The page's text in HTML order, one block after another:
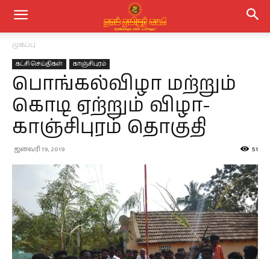
முகப்பு
கட்சி செய்திகள் காஞ்சிபுரம்
பொங்கல்விழா மற்றும்
கொடி ஏற்றும் விழா-
காஞ்சிபுரம் தொகுதி
ஜனவரி 19, 2019 51